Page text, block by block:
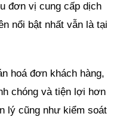
đơn vị cung cấp dịch
nổi bật nhất vẫn là tại
hoá đơn khách hàng,
chóng và tiện lợi hơn
lý cũng như kiểm soát